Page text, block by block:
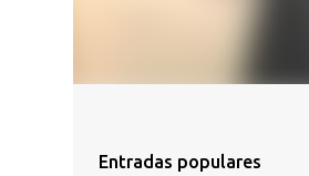
Entradas populares